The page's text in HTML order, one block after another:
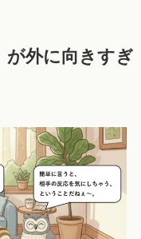
が外に向きすぎ